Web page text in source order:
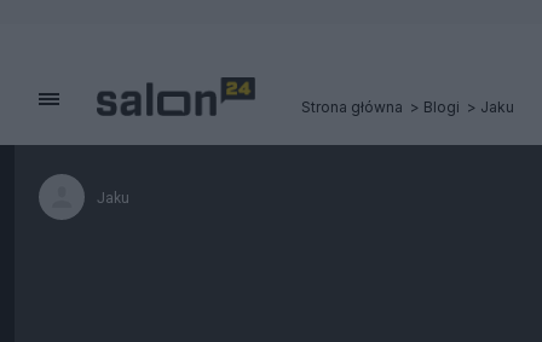
Strona główna Blogi Jaku
Jaku